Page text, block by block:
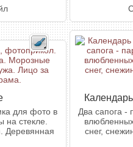
для фото в
на стекле.
Деревянная
Два сапога -
снег,